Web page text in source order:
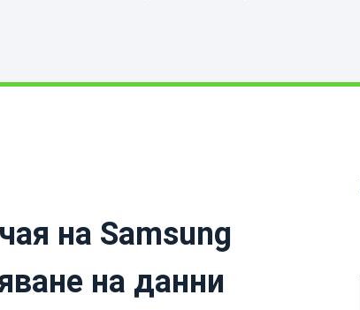
на Samsung
на данни